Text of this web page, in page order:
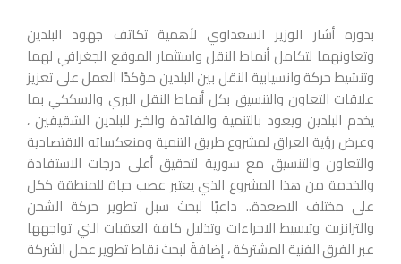
بدوره أشار الوزير السعداوي لأهمية تكاتف جهود البلدين
وتعاونهما لتكامل أنماط النقل واستثمار الموقع الجغرافي لهما
وتنشيط حركة وانسيابية النقل بين البلدين مؤكدًا العمل على تعزيز
علاقات التعاون والتنسيق بكل أنماط النقل البري والسككي بما
يخدم البلدين ويعود بالتنمية والفائدة والخير للبلدين الشقيقين ،
وعرض رؤية العراق لمشروع طريق التنمية ومنعكساته الاقتصادية
والتعاون والتنسيق مع سورية لتحقيق أعلى درجات الاستفادة
والخدمة من هذا المشروع الذي يعتبر عصب حياة للمنطقة ككل
على مختلف الاصعدة.. داعيًا لبحث سبل تطوير حركة الشحن
والترانزيت وتبسيط الاجراءات وتذليل كافة العقبات التي تواجهها
عبر الفرق الفنية المشتركة ، إضافةً لبحث نقاط تطوير عمل الشركة